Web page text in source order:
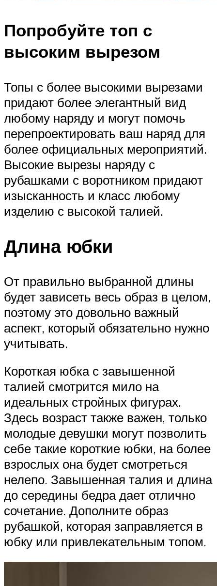
Попробуйте топ с
высоким вырезом
Топы с более высокими вырезами
придают более элегантный вид
любому наряду и могут помочь
перепроектировать ваш наряд для
более официальных мероприятий.
Высокие вырезы наряду с
рубашками с воротником придают
изысканность и класс любому
изделию с высокой талией.
Длина юбки
От правильно выбранной длины
будет зависеть весь образ в целом,
поэтому это довольно важный
аспект, который обязательно нужно
учитывать.
Короткая юбка с завышенной
талией смотрится мило на
идеальных стройных фигурах.
Здесь возраст также важен, только
молодые девушки могут позволить
себе такие короткие юбки, на более
взрослых она будет смотреться
нелепо. Завышенная талия и длина
до середины бедра дает отлично
сочетание. Дополните образ
рубашкой, которая заправляется в
юбку или привлекательным топом.